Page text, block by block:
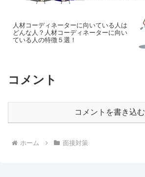
人材コーディネーターに向いている人は
どんな人？人材コーディネーターに向い
ている人の特徴５選！
コメント
コメントを書き込む
ホーム 面接対策